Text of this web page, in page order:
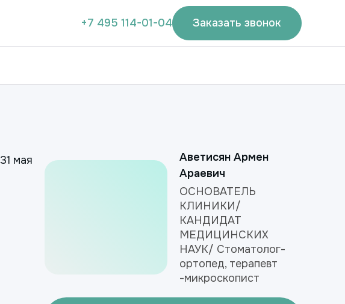
+7 495 114-01-04 Заказать звонок
31 мая
Аветисян Армен
Араевич
ОСНОВАТЕЛЬ
КЛИНИКИ/
КАНДИДАТ
МЕДИЦИНСКИХ
НАУК/ Стоматолог-
ортопед, терапевт
-микроскопист